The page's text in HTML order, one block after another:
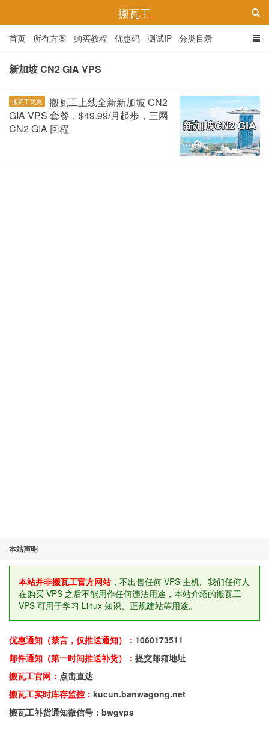
搬瓦工
首页 所有方案 购买教程 优惠码 测试IP 分类目录
新加坡 CN2 GIA VPS
搬瓦工优惠
搬瓦工上线全新新加坡 CN2
GIA VPS 套餐，$49.99/月起步，三网
CN2 GIA 回程
本站声明
本站并非搬瓦工官方网站，不出售任何 VPS 主机。我们任何人
在购买 VPS 之后不能用作任何违法用途，本站介绍的搬瓦工
VPS 可用于学习 Linux 知识、正规建站等用途。
优惠通知（禁言，仅推送通知）： 1060173511
邮件通知（第一时间推送补货）： 提交邮箱地址
搬瓦工官网： 点击直达
搬瓦工实时库存监控： kucun.banwagong.net
搬瓦工补货通知微信号：bwgvps